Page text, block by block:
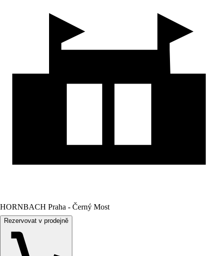
HORNBACH Praha - Černý Most
Rezervovat v prodejně